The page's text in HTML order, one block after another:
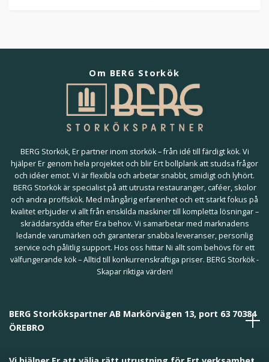
Om BERG Storkök
BERG Storkök, Er partner inom storkök – från idé till färdigt kök. Vi
hjälper Er genom hela projektet och blir Ert bollplank att studsa frågor
och idéer emot. Vi är flexibla och arbetar snabbt, smidigt och lyhört.
BERG Storkök är specialist på att utrusta restauranger, caféer, skolor
och andra proffskök. Med mångårig erfarenhet och ett starkt fokus på
kvalitet erbjuder vi allt från enskilda maskiner till kompletta lösningar –
skräddarsydda efter Era behov. Vi samarbetar med marknadens
ledande varumärken och garanterar snabba leveranser, personlig
service och pålitlig support. Hos oss hittar Ni allt som behövs för ett
välfungerande kök – Alltid till konkurrenskraftiga priser. BERG Storkök -
Skapar riktiga värden!
BERG Storkökspartner AB Markörvägen 13, port 63 70384
ÖREBRO